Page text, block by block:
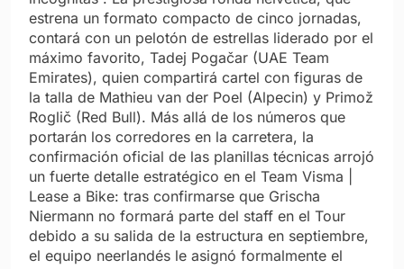
estrena un formato compacto de cinco jornadas,
contará con un pelotón de estrellas liderado por el
máximo favorito, Tadej Pogačar (UAE Team
Emirates), quien compartirá cartel con figuras de
la talla de Mathieu van der Poel (Alpecin) y Primož
Roglič (Red Bull). Más allá de los números que
portarán los corredores en la carretera, la
confirmación oficial de las planillas técnicas arrojó
un fuerte detalle estratégico en el Team Visma |
Lease a Bike: tras confirmarse que Grischa
Niermann no formará parte del staff en el Tour
debido a su salida de la estructura en septiembre,
el equipo neerlandés le asignó formalmente el